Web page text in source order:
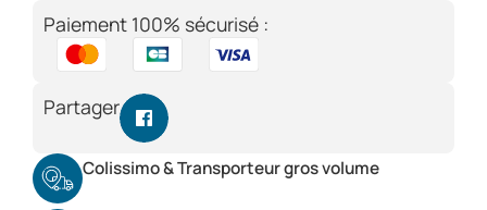
Paiement 100% sécurisé :
Partager
Colissimo & Transporteur gros volume